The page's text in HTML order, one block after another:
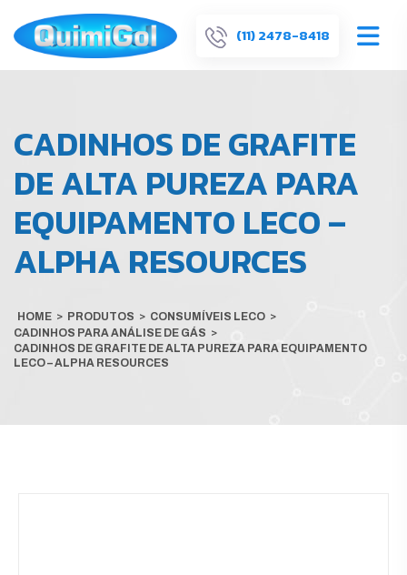
(11) 2478-8418
CADINHOS DE GRAFITE
DE ALTA PUREZA PARA
EQUIPAMENTO LECO –
ALPHA RESOURCES
HOME > PRODUTOS > CONSUMÍVEIS LECO >
CADINHOS PARA ANÁLISE DE GÁS >
CADINHOS DE GRAFITE DE ALTA PUREZA PARA EQUIPAMENTO
LECO – ALPHA RESOURCES